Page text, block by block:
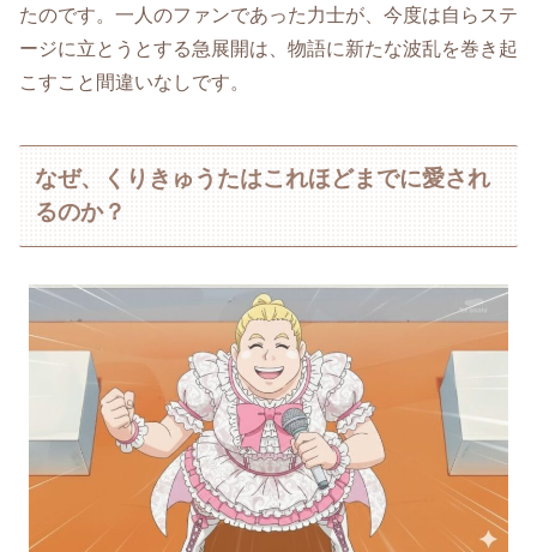
たのです。一人のファンであった力士が、今度は自らステ
ージに立とうとする急展開は、物語に新たな波乱を巻き起
こすこと間違いなしです。
なぜ、くりきゅうたはこれほどまでに愛され
るのか？